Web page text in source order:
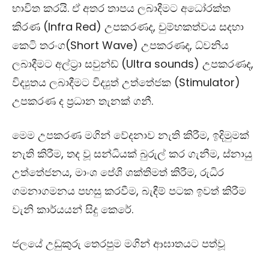
භාවිත කරයි. ඒ අතර තාපය ලබාදීමට අධෝරක්ත
කිරණ (Infra Red) උපකරණද, චුම්භකත්වය සදහා
කෙටි තරංග(Short Wave) උපකරණද, ධ්වනිය
ලබාදීමට අල්ට්‍රා සවුන්ඩ් (Ultra sounds) උපකරණද,
විද්‍යුතය ලබාදීමට විද්‍යුත් උත්තේජක (Stimulator)
උපකරණ ද ප්‍රධාන තැනක් ගනී.
මෙම උපකරණ මගින් වේදනාව නැති කිරීම, ඉදිමුමක්
නැති කිරීම, තද වූ සන්ධියක් බුරුල් කර ගැනීම, ස්නායු
උත්තේජනය, මාංශ පේශි ශක්තිමත් කිරීම, රුධිර
ගමනාගමනය පහසු කරවීම, බැඳීම් පටක ඉවත් කිරීම
වැනි කාර්යයන් සිදු කෙරේ.
ජලයේ උඩුකුරු තෙරපුම මගින් ආඝාතයට පත්වූ